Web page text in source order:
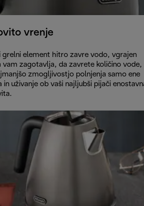
vrenje
element hitro zavre vodo, vgrajen
vam zagotavlja, da zavrete količino vode,
zmogljivostjo polnjenja samo ene
in uživanje ob vaši najljubši pijači